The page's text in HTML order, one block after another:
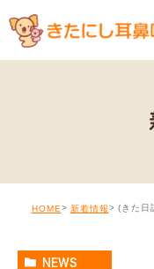
HOME 新着情報 (きた日
NEWS